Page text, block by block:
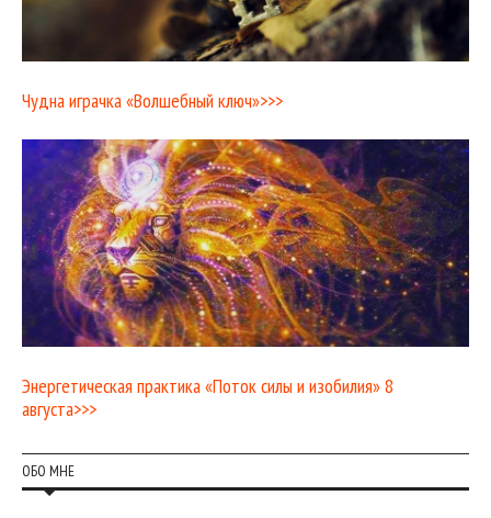
Чудна играчка «Волшебный ключ»>>>
Энергетическая практика «Поток силы и изобилия» 8
августа>>>
ОБО МНЕ